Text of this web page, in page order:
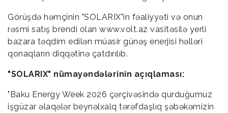
Görüşdə həmçinin "SOLARIX"in fəaliyyəti və onun
rəsmi satış brendi olan www.volt.az vasitəsilə yerli
bazara təqdim edilən müasir günəş enerjisi həlləri
qonaqların diqqətinə çatdırılıb.
"SOLARIX" nümayəndələrinin açıqlaması:
"Baku Energy Week 2026 çərçivəsində qurduğumuz
işgüzar əlaqələr beynəlxalq tərəfdaşlıq şəbəkəmizin